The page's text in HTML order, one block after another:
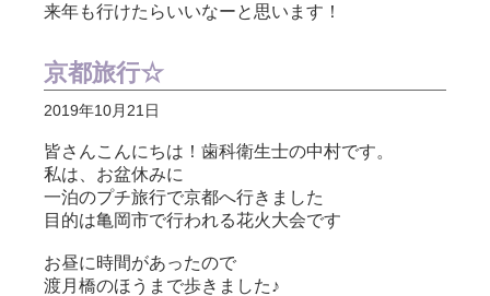
来年も行けたらいいなーと思います！
京都旅行☆
2019年10月21日
皆さんこんにちは！歯科衛生士の中村です。
私は、お盆休みに
一泊のプチ旅行で京都へ行きました
目的は亀岡市で行われる花火大会です
お昼に時間があったので
渡月橋のほうまで歩きました♪